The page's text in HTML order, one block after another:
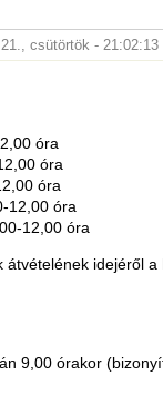
csütörtök - 21:02:13
óra
óra
óra
12,00 óra
12,00 óra
idejéről a
9,00 órakor